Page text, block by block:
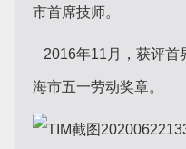
市首席技师。
2016年11月，获评首
海市五一劳动奖章。